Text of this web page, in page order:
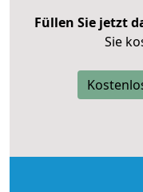
Füllen Sie jetzt
Sie